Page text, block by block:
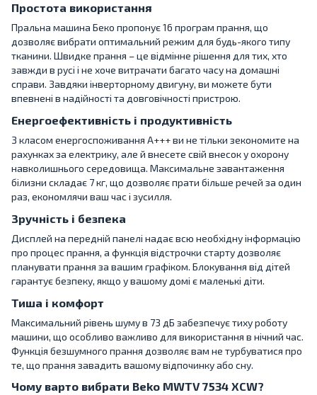
Простота використання
Пральна машина Беко пропонує 16 програм прання, що
дозволяє вибрати оптимальний режим для будь-якого типу
тканини. Швидке прання – це відмінне рішення для тих, хто
завжди в русі і не хоче витрачати багато часу на домашні
справи. Завдяки інверторному двигуну, ви можете бути
впевнені в надійності та довговічності пристрою.
Енергоефективність і продуктивність
З класом енергоспоживання A+++ ви не тільки зекономите на
рахунках за електрику, але й внесете свій внесок у охорону
навколишнього середовища. Максимальне завантаження
білизни складає 7 кг, що дозволяє прати більше речей за один
раз, економлячи ваш час і зусилля.
Зручність і безпека
Дисплей на передній панелі надає всю необхідну інформацію
про процес прання, а функція відстрочки старту дозволяє
планувати прання за вашим графіком. Блокування від дітей
гарантує безпеку, якщо у вашому домі є маленькі діти.
Тиша і комфорт
Максимальний рівень шуму в 73 дБ забезпечує тиху роботу
машини, що особливо важливо для використання в нічний час.
Функція безшумного прання дозволяє вам не турбуватися про
те, що прання завадить вашому відпочинку або сну.
Чому варто вибрати Beko MWTV 7534 XCW?